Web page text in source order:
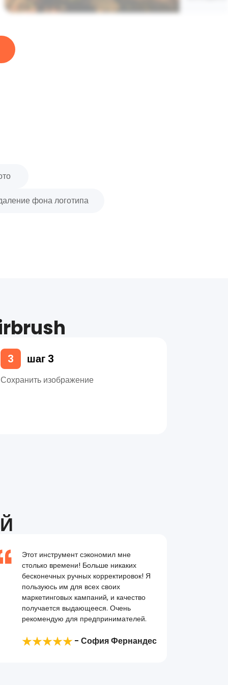
фона логотипа
3 шаг 3
Сохранить изображение
Этот инструмент сэкономил мне
столько времени! Больше никаких
бесконечных ручных корректировок! Я
пользуюсь им для всех своих
маркетинговых кампаний, и качество
получается выдающееся. Очень
рекомендую для предпринимателей.
- София Фернандес